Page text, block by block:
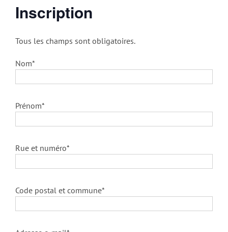
Inscription
Tous les champs sont obligatoires.
Nom*
Prénom*
Rue et numéro*
Code postal et commune*